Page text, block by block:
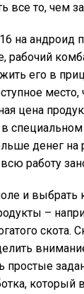
все то,
на андроид
рабочий
его в
место,
цена
денег
работу
и
–
скота.
простые